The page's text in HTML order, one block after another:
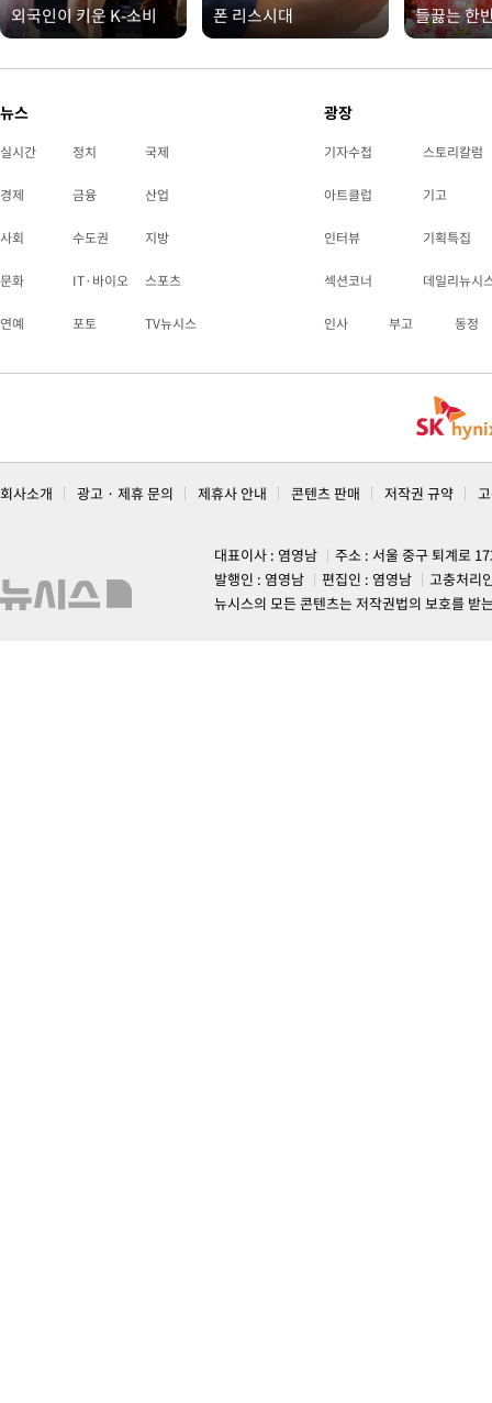
외국인이 키운 K-소비 폰 리스시대 들끓는 한
뉴스
실시간 정치 국제
경제 금융 산업
사회 수도권 지방
문화 IT·바이오 스포츠
연예 포토 TV뉴시스
광장
기자수첩 스토리칼럼
아트클럽 기고
인터뷰 기획특집
섹션코너 데일리뉴시
인사 부고 동정
회사소개 광고 · 제휴 문의 제휴사 안내 콘텐츠 판매 저작권 규약
대표이사 : 염영남
주소 : 서울 중구 퇴계로
발행인 : 염영남
편집인 : 염영남
고충처리
뉴시스의 모든 콘텐츠는 저작권법의 보호를